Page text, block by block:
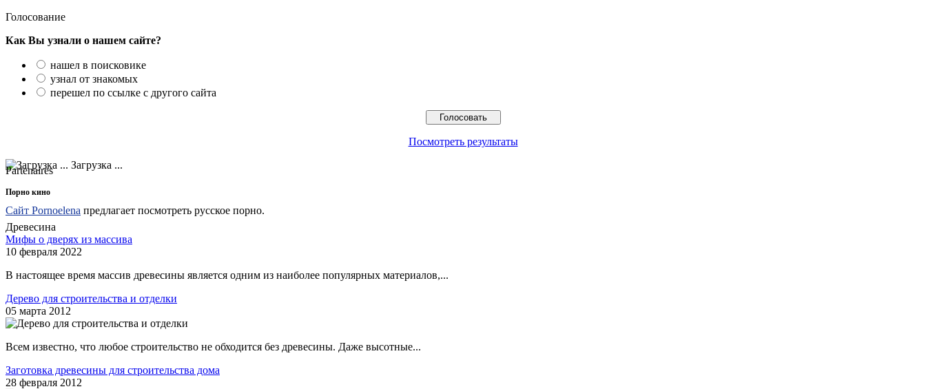
Голосование
Как Вы узнали о нашем сайте?
нашел в поисковике
узнал от знакомых
перешел по ссылке с другого сайта
Посмотреть результаты
Загрузка ...
Partenaires
Порно кино
Сайт Pornoelena предлагает посмотреть русское порно.
Древесина
Мифы о дверях из массива
10 февраля 2022
В настоящее время массив древесины является одним из наиболее популярных материалов,...
Дерево для строительства и отделки
05 марта 2012
Всем известно, что любое строительство не обходится без древесины. Даже высотные...
Заготовка древесины для строительства дома
28 февраля 2012